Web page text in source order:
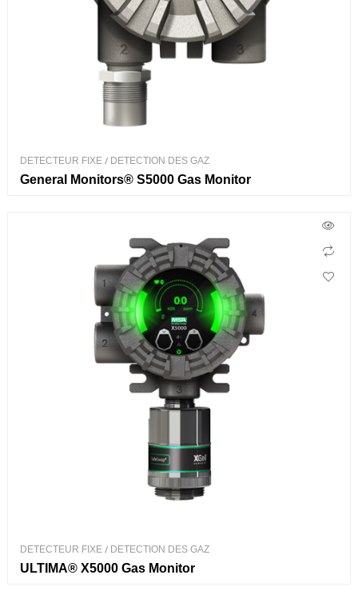
DETECTEUR FIXE/ DETECTION DES GAZ
General Monitors® S5000 Gas Monitor
DETECTEUR FIXE/ DETECTION DES GAZ
ULTIMA® X5000 Gas Monitor